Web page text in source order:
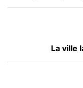
La ville